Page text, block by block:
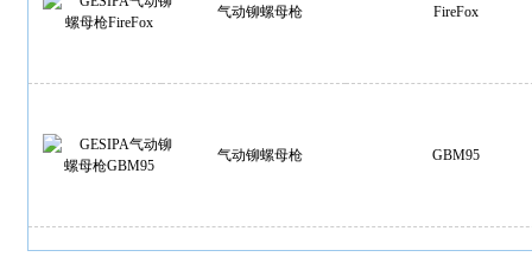
气动铆螺母枪 FireFox
气动铆螺母枪 GBM95